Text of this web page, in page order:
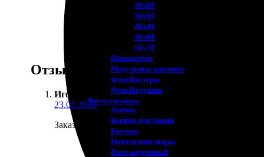
30х60
30х90
40х40
40х60
50х70
Пенокартон
Модульные картины
ФотоПостеры
ФотоПодушки
Фотоcувениры
Значки
Коврик для мыши
Кружки
Новогодние шары
Пазл картонный
Отзывы
Игорь Климов :
23.02.2026
Заказал печать на значках. Сделали аккуратно,